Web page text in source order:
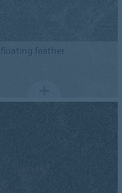
floating feather